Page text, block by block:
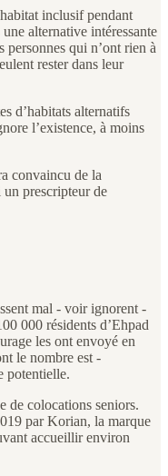
inclusif pendant
alternative intéressante
personnes qui n’ont rien à
rester dans leur
d’habitats alternatifs
l’existence, à moins
convaincu de la
un prescripteur de
mal - voir ignorent -
000 résidents d’Ehpad
les ont envoyé en
le nombre est -
potentielle.
de colocations seniors.
par Korian, la marque
accueillir environ